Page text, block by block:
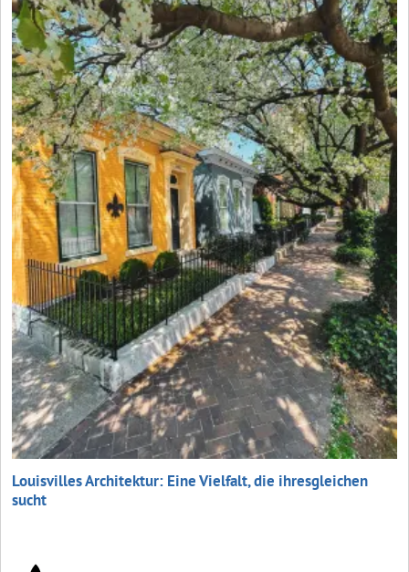
Louisvilles Architektur: Eine Vielfalt, die ihresgleichen
sucht